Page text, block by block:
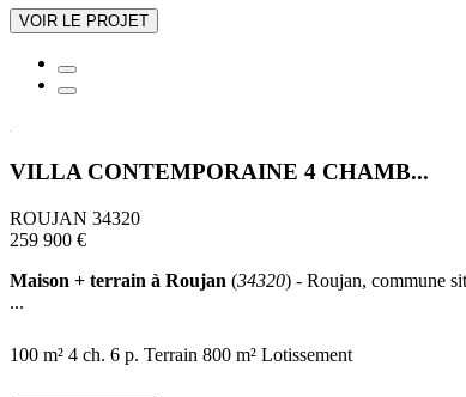
VOIR LE PROJET
VILLA CONTEMPORAINE 4 CHAMB...
ROUJAN 34320
259 900 €
Maison + terrain à Roujan (34320) - Roujan, commune
...
100 m² 4 ch. 6 p. Terrain 800 m² Lotissement